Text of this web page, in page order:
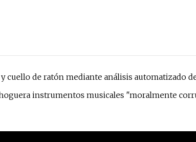
cuello de ratón mediante análisis automatizado
instrumentos musicales "moralmente